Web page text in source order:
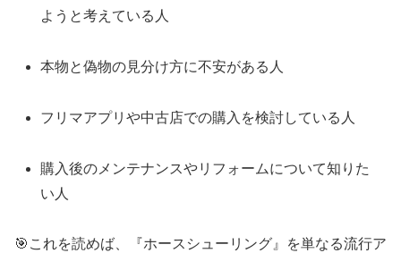
ようと考えている人
本物と偽物の見分け方に不安がある人
フリマアプリや中古店での購入を検討している人
購入後のメンテナンスやリフォームについて知りた
い人
🎯これを読めば、『ホースシューリング』を単なる流行ア